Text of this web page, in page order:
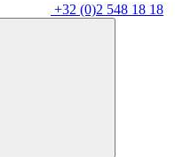
+32 (0)2 548 18 18